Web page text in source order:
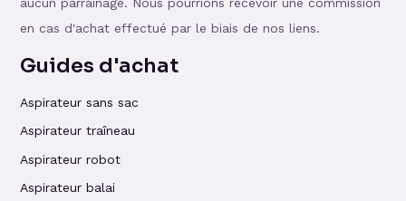
aucun parrainage. Nous pourrions recevoir une commission
en cas d'achat effectué par le biais de nos liens.
Guides d'achat
Aspirateur sans sac
Aspirateur traîneau
Aspirateur robot
Aspirateur balai